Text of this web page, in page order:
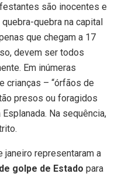
são inocentes e
quebra na capital
que chegam a 17
devem ser todos
Em inúmeras
crianças – “órfãos de
presos ou foragidos
Na sequência,
janeiro representaram a
golpe de Estado para